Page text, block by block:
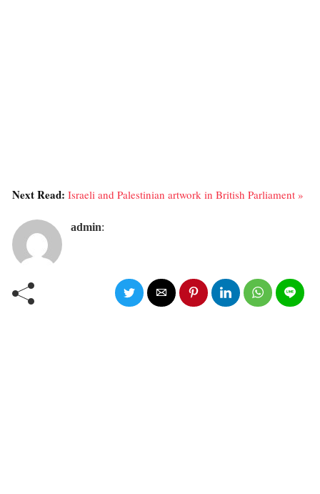
Next Read: Israeli and Palestinian artwork in British Parliament »
admin: